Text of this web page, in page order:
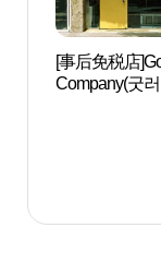
[事后免税店
Company(굿